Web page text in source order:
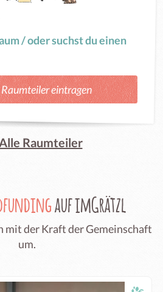
/ oder suchst du einen
eintragen
Raumteiler
auf imGrätzl
mit der Kraft der Gemeinschaft
um.